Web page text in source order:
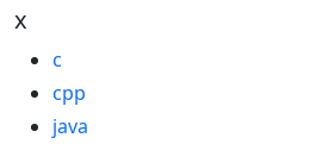
x
c
cpp
java